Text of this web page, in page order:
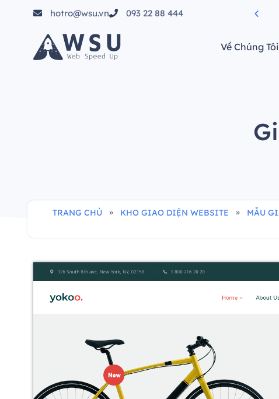
hotro@wsu.vn
093 22 88 444
Về Chúng Tôi
TRANG CHỦ » KHO GIAO DIỆN WEBSITE » MẪU